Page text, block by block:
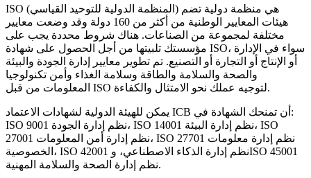
ISO (المنظمة الدولية للتوحيد القياسي) هي منظمة دولية تضم
هيئات المعايير الوطنية من أكثر من 160 دولة وقد وضعت معايير
مختلفة لمجموعة من الصناعات. هناك شروط محددة يجب على
مؤسستك تلبيتها من أجل الحصول على شهادة ISO، سواء في الإدارة
أو الإنتاج أو التجارة أو التصنيع. تم تطوير معايير إدارة الجودة والبيئة
والصحة والسلامة والطاقة وسلامة الغذاء وأمن تكنولوجيا
المعلومات من قبل ISO لتوجيه عملك نحو الامتثال والكفاءة.
يمكن للهيئة الدولية لشهادات الاعتماد ICB أن تمنحك الشهادة في:
ISO 9001 نظم إدارة الجودة، ISO 14001 نظم إدارة البيئة، ISO
27001 نظم إدارة أمن المعلومات، ISO 27701 نظم إدارة معلومات
الخصوصية، ISO 42001 نظم إدارة الذكاء الاصطناعي، وISO 45001
نظم إدارة الصحة والسلامة المهنية.